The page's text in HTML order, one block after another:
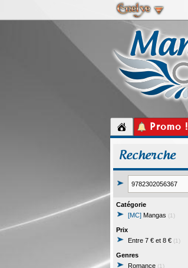
Promo !
Recherche
Catégorie
[MC] Mangas (1)
Prix
Entre 7 € et 8 € (1)
Genres
Romance (1)